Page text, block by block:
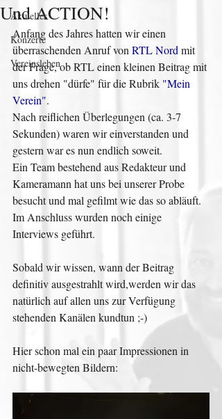
Aktuelles
Konzerte
Vereinsleben
Und ACTION!
Anfang des Jahres hatten wir einen
überraschenden Anruf von RTL Nord mit
der Frage, ob RTL einen kleinen Beitrag mit
uns drehen "dürfe" für die Rubrik "Mein
Verein".
Nach reiflichen Überlegungen (ca. 3-7
Sekunden) waren wir einverstanden und
gestern war es nun endlich soweit.
Ein Team bestehend aus Redakteur und
Kameramann hat uns bei unserer Probe
besucht und mal gefilmt wie das so abläuft.
Im Anschluss wurden noch einige
Interviews geführt.
Sobald wir wissen, wann der Beitrag
definitiv ausgestrahlt wird,werden wir das
natürlich auf allen uns zur Verfügung
stehenden Kanälen kundtun ;-)
Hier schon mal ein paar Impressionen in
nicht-bewegten Bildern: